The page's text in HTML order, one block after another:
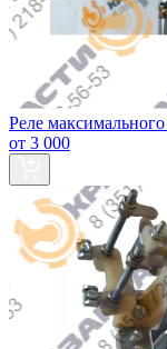
Реле
от 3 000